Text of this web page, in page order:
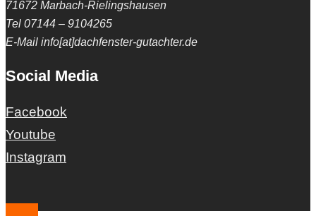
71672 Marbach-Rielingshausen
Tel 07144 – 9104265
E-Mail info[at]dachfenster-gutachter.de
Social Media
Facebook
Youtube
Instagram